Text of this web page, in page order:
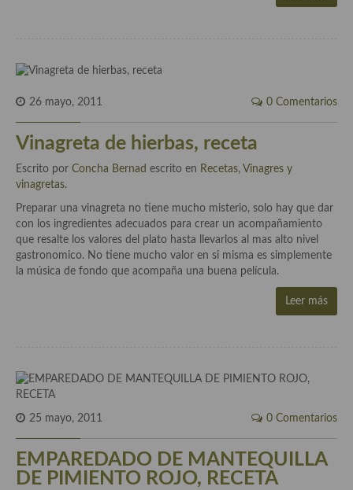
Cocina Valenciana
Cocina Vasca
Cocina Austriaca
Cocina Belga
Cocina Britanica
Cocina de Polonia
Cocina Eslovena
Cocina Francesa
26 mayo, 2011 0 Comentarios
Vinagreta de hierbas, receta
Escrito por Concha Bernad escrito en Recetas, Vinagres y
vinagretas.
Preparar una vinagreta no tiene mucho misterio, solo hay que dar
con los ingredientes adecuados para crear un acompañamiento
que resalte los valores del plato hasta llevarlos al mas alto nivel
gastronomico. No tiene mucho valor en si misma es simplemente
la música de fondo que acompaña una buena película.
Leer más
25 mayo, 2011 0 Comentarios
EMPAREDADO DE MANTEQUILLA
DE PIMIENTO ROJO, RECETA